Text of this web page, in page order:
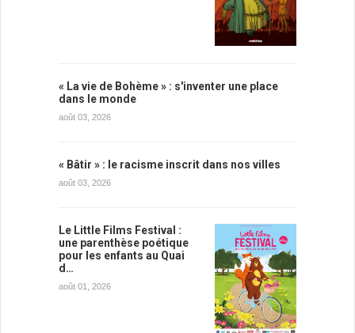
« La vie de Bohème » : s'inventer une place
dans le monde
août 03, 2026
« Bâtir » : le racisme inscrit dans nos villes
août 03, 2026
Le Little Films Festival :
une parenthèse poétique
pour les enfants au Quai
d…
août 01, 2026